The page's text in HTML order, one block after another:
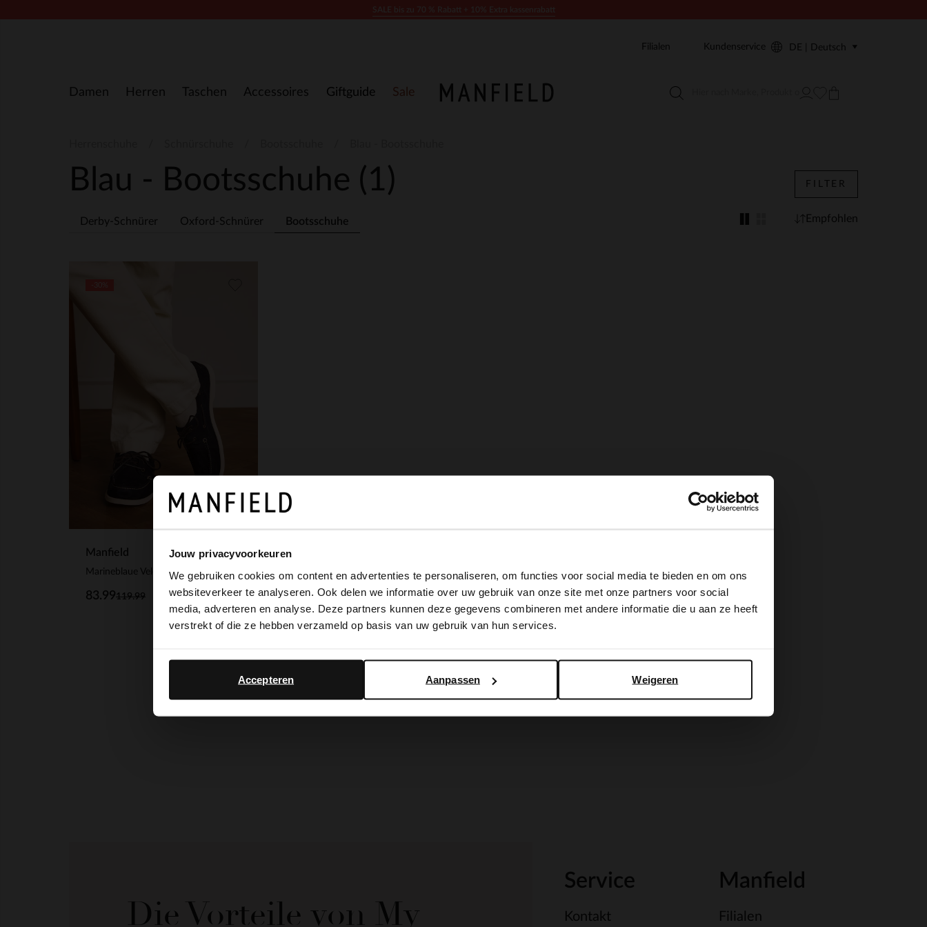
Jouw privacyvoorkeuren
We gebruiken cookies om content en advertenties te personaliseren, om functies voor social media te bieden en om ons
websiteverkeer te analyseren. Ook delen we informatie over uw gebruik van onze site met onze partners voor social
media, adverteren en analyse. Deze partners kunnen deze gegevens combineren met andere informatie die u aan ze heeft
verstrekt of die ze hebben verzameld op basis van uw gebruik van hun services.
Weigeren
Aanpassen
Accepteren
Damen Herren Taschen Accessoires Giftguide Sale
Filialen Kundenservice DE | Deutsch
Blau - Bootsschuhe (1)
Derby-Schnürer Oxford-Schnürer Bootsschuhe
FILTER
Empfohlen
Manfield
119.99
83.99
Die Vorteile von My
Service
Kontakt
Manfield
Filialen
×
It looks like your language isn't Dutch. Would you like to